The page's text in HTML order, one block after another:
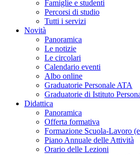
Famiglie e studenti
Percorsi di studio
Tutti i servizi
Novità
Panoramica
Le notizie
Le circolari
Calendario eventi
Albo online
Graduatorie Personale ATA
Graduatorie di Istituto
Didattica
Panoramica
Offerta formativa
Formazione Scuola-Lavoro
Piano Annuale delle Attività
Orario delle Lezioni